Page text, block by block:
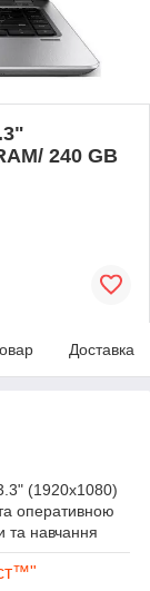
240 GB
Доставка
(1920x1080)
оперативною
та навчання